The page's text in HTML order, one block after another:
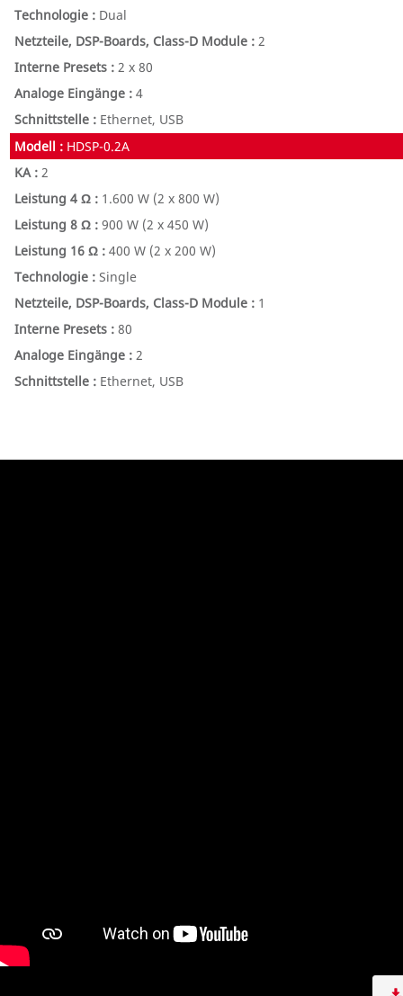
Dual
2
2 x 80
4
Ethernet, USB
HDSP-0.2A
2
1.600 W (2 x 800 W)
900 W (2 x 450 W)
400 W (2 x 200 W)
Single
1
80
2
Ethernet, USB